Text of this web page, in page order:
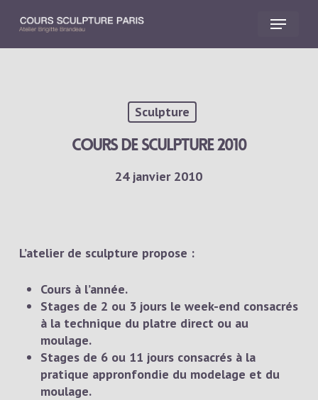
Menu
Sculpture
Cours de sculpture 2010
24 janvier 2010
L’atelier de sculpture propose :
Cours à l’année.
Stages de 2 ou 3 jours le week-end consacrés
à la technique du platre direct ou au
moulage.
Stages de 6 ou 11 jours consacrés à la
pratique appronfondie du modelage et du
moulage.